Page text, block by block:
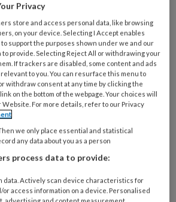
haar team konden aantonen
op koude reageren via een
TRPC5 genaamd. Deze
ionkanaaltje in de
bij activatie selectief
Daardoor verandert de
van de cel, waarna dat
door nabijgelegen
sturen het als pijnsignaal
Privacy
store and access personal data, like browsing
on your device. Selecting I Accept enables
support the purposes shown under we and our
provide. Selecting Reject All or withdrawing your
If trackers are disabled, some content and ads
relevant to you. You can resurface this menu to
withdraw consent at any time by clicking the
on the bottom of the webpage. Your choices will
For more details, refer to our Privacy
we only place essential and statistical
any data about you as a person
process data to provide:
data. Actively scan device characteristics for
access information on a device. Personalised